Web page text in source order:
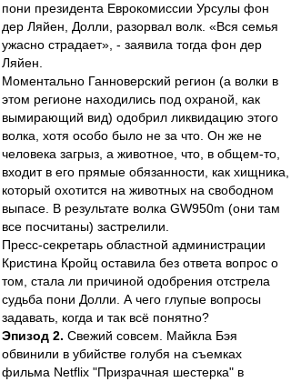
пони президента Еврокомиссии Урсулы фон
дер Ляйен, Долли, разорвал волк. «Вся семья
ужасно страдает», - заявила тогда фон дер
Ляйен.
Моментально Ганноверский регион (а волки в
этом регионе находились под охраной, как
вымирающий вид) одобрил ликвидацию этого
волка, хотя особо было не за что. Он же не
человека загрыз, а животное, что, в общем-то,
входит в его прямые обязанности, как хищника,
который охотится на животных на свободном
выпасе. В результате волка GW950m (они там
все посчитаны) застрелили.
Пресс-секретарь областной администрации
Кристина Кройц оставила без ответа вопрос о
том, стала ли причиной одобрения отстрела
судьба пони Долли. А чего глупые вопросы
задавать, когда и так всё понятно?
Эпизод 2. Свежий совсем. Майкла Бэя
обвинили в убийстве голубя на съемках
фильма Netflix "Призрачная шестерка" в